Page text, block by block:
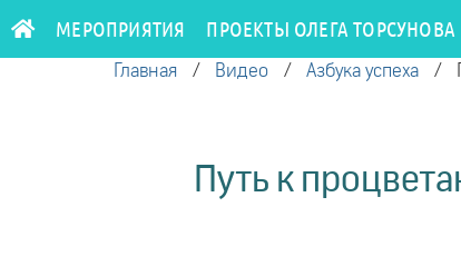
МЕРОПРИЯТИЯ ПРОЕКТЫ ОЛЕГА ТОРСУНОВА
Главная / Видео / Азбука успеха /
Путь к